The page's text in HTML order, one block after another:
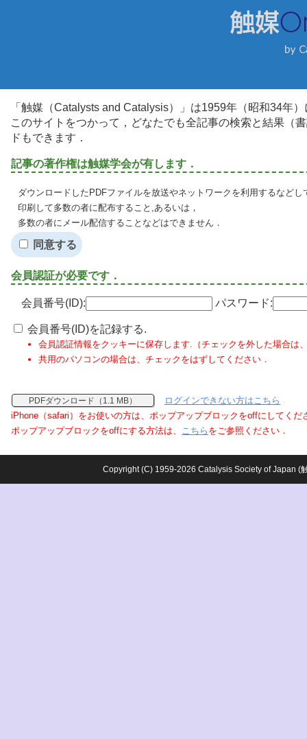
「触媒（Catalysts and Catalysis）」は1959年（昭和34年
このサイトをつかって，どなたでも全記事の検索と結果（
ドもできます．
記事の著作権は触媒学会が有します．
ダウンロードしたPDFファイルを放送やネットワークを利用するなど
印刷して多数の者に配布すること,あるいは，
多数の者にメール配信することなどはできません．
同意する
会員認証が必要です．
会員番号(ID): パスワード:
会員番号(ID)を記録する.
会員認証情報をクッキーに保存します.（チェックを外した場合は
共用のパソコンの場合は、チェックをはずしてください．
PDFダウンロード（1.1 MB）
ログインできない方はこちら
iPhone（safari）をお使いの方は、ポップアップブロックをoffにしてくだ
ポップアップブロックをoffにする方法は、 こちら をご参照ください．
Copyright (C) 1959-2026 Catalysis Society of Japan (